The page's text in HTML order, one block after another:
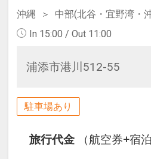
沖縄
中部(北谷・宜野湾・
In 15:00 / Out 11:00
浦添市港川512-55
駐車場あり
旅行代金
（航空券+宿